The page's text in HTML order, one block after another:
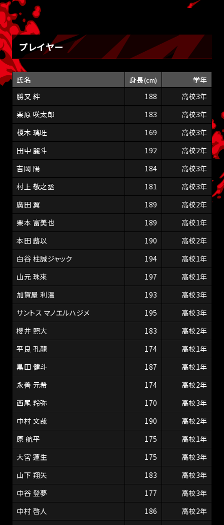
プレイヤー
氏名 身長(cm)
学年
勝又 絆
188
高校3年
栗原 咲太郎
183
高校3年
榎木 璃旺
169
高校3年
田中 麗斗
192
高校2年
吉岡 陽
184
高校3年
村上 敬之丞
181
高校3年
廣田 翼
189
高校2年
栗本 富美也
189
高校1年
本田 蕗以
190
高校2年
白谷 柱誠ジャック
194
高校1年
山元 珠來
197
高校1年
加賀屋 利温
193
高校3年
サントス マノエルハジメ
195
高校3年
櫻井 照大
183
高校2年
平良 孔龍
174
高校1年
黒田 健斗
187
高校1年
永善 元希
174
高校2年
西尾 羚弥
170
高校3年
中村 文哉
190
高校2年
原 航平
175
高校1年
大宮 蓮生
175
高校3年
山下 翔矢
183
高校3年
中谷 登夢
177
高校3年
中村 啓人
186
高校2年